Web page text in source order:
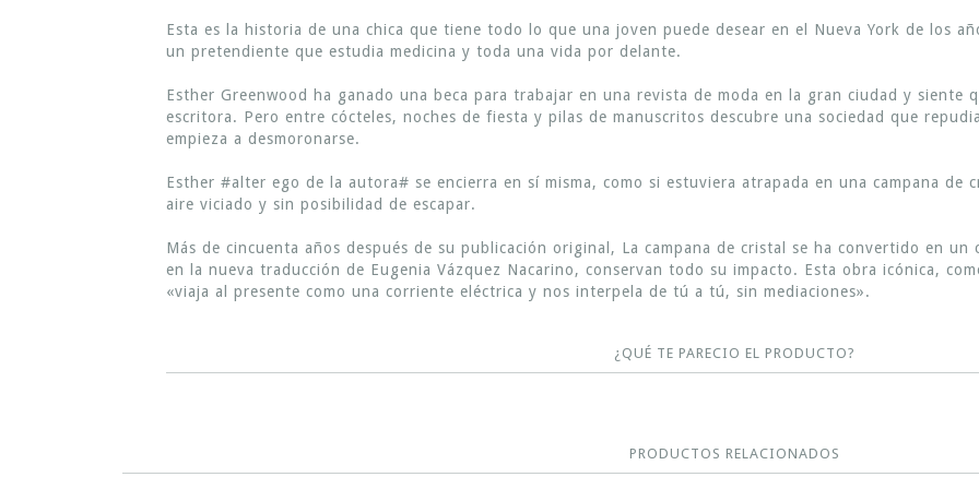
Esta es la historia de una chica que tiene todo lo que una joven puede desear en el Nueva York de los
un pretendiente que estudia medicina y toda una vida por delante.
Esther Greenwood ha ganado una beca para trabajar en una revista de moda en la gran ciudad y siente
escritora. Pero entre cócteles, noches de fiesta y pilas de manuscritos descubre una sociedad que
empieza a desmoronarse.
Esther #alter ego de la autora# se encierra en sí misma, como si estuviera atrapada en una campana de
aire viciado y sin posibilidad de escapar.
Más de cincuenta años después de su publicación original, La campana de cristal se ha convertido en
en la nueva traducción de Eugenia Vázquez Nacarino, conservan todo su impacto. Esta obra icónica,
«viaja al presente como una corriente eléctrica y nos interpela de tú a tú, sin mediaciones».
¿QUÉ TE PARECIO EL PRODUCTO?
PRODUCTOS RELACIONADOS